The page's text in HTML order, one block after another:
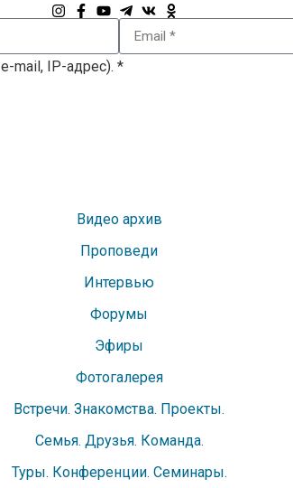
mail, IP-адрес). *
Видео архив
Проповеди
Интервью
Форумы
Эфиры
Фотогалерея
Встречи. Знакомства. Проекты.
Семья. Друзья. Команда.
Туры. Конференции. Семинары.